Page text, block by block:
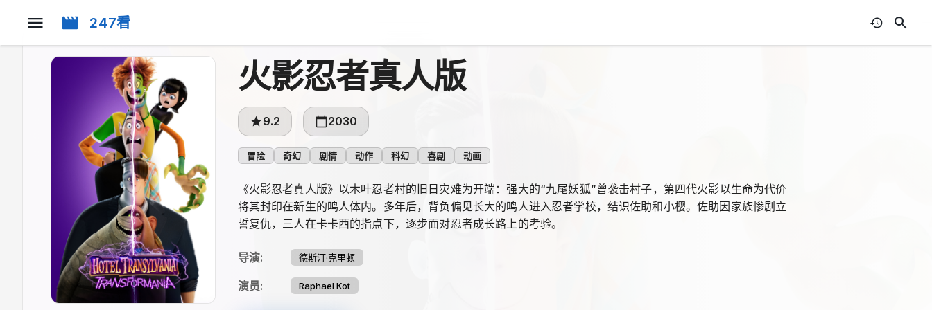
247看
火影忍者真人版
9.2 2030
冒险 奇幻 剧情 动作 科幻 喜剧 动画
《火影忍者真人版》以木叶忍者村的旧日灾难为开端：强大的“九尾妖狐”曾袭击村子，第四代火影以生命为代价
将其封印在新生的鸣人体内。多年后，背负偏见长大的鸣人进入忍者学校，结识佐助和小樱。佐助因家族惨剧立
誓复仇，三人在卡卡西的指点下，逐步面对忍者成长路上的考验。
导演: 德斯汀·克里顿
演员: Raphael Kot